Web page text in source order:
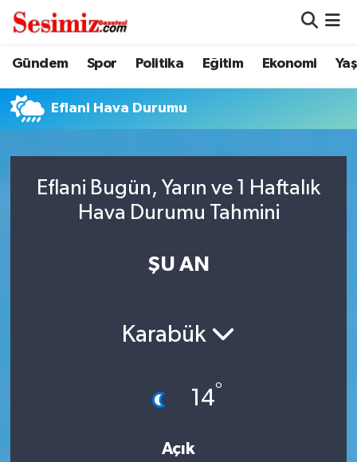
Gündem Spor Politika Eğitim Ekonomi
Eflani Hava Durumu
Eflani Bugün, Yarın ve 1 Haftalık
Hava Durumu Tahmini
ŞU AN
Karabük
14°
Açık
Dünya
Eğitim
Genel
Gündem
Nöbetçi Eczaneler
Hava Durumu
Trafik Durumu
Süper Lig Puan Durumu ve Fikstür